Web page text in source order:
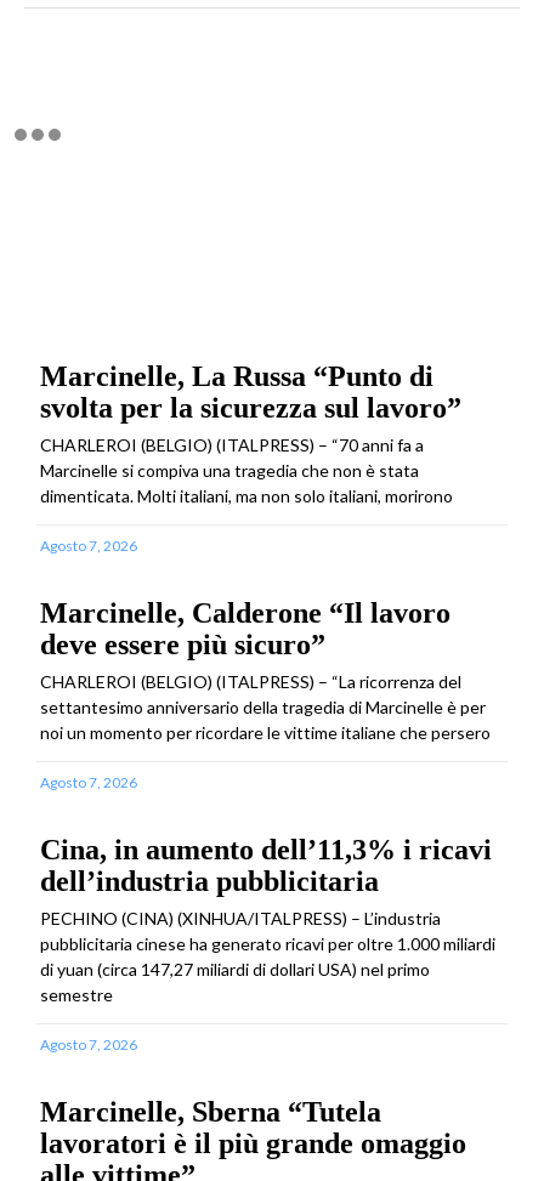
Marcinelle, La Russa “Punto di
svolta per la sicurezza sul lavoro”
CHARLEROI (BELGIO) (ITALPRESS) – “70 anni fa a
Marcinelle si compiva una tragedia che non è stata
dimenticata. Molti italiani, ma non solo italiani, morirono
Agosto 7, 2026
Marcinelle, Calderone “Il lavoro
deve essere più sicuro”
CHARLEROI (BELGIO) (ITALPRESS) – “La ricorrenza del
settantesimo anniversario della tragedia di Marcinelle è per
noi un momento per ricordare le vittime italiane che persero
Agosto 7, 2026
Cina, in aumento dell’11,3% i ricavi
dell’industria pubblicitaria
PECHINO (CINA) (XINHUA/ITALPRESS) – L’industria
pubblicitaria cinese ha generato ricavi per oltre 1.000 miliardi
di yuan (circa 147,27 miliardi di dollari USA) nel primo
semestre
Agosto 7, 2026
Marcinelle, Sberna “Tutela
lavoratori è il più grande omaggio